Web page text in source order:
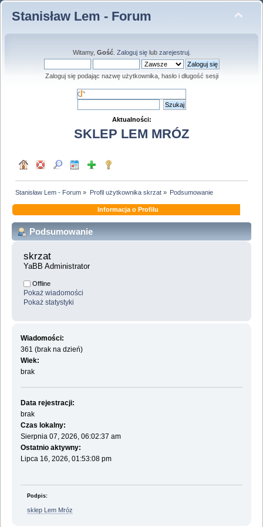
Stanisław Lem - Forum
Witamy, Gość. Zaloguj sięlub zarejestruj.
Zaloguj się podając nazwę użytkownika, hasło i długość sesji
Aktualności:
SKLEP LEM MRÓZ
Stanisław Lem - Forum » Profil użytkownika skrzat» Podsumowanie
Informacja o Profilu
Podsumowanie
skrzat
YaBB Administrator
Offline
Pokaż wiadomości
Pokaż statystyki
Wiadomości:
361 (brak na dzień)
Wiek:
brak
Data rejestracji:
brak
Czas lokalny:
Sierpnia 07, 2026, 06:02:37 am
Ostatnio aktywny:
Lipca 16, 2026, 01:53:08 pm
Podpis:
sklep Lem Mróz